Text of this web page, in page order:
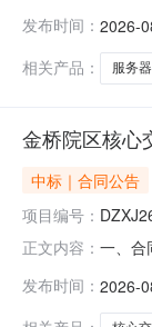
方）：
发布时间： 2026-
相关产品：
服务器
金桥院区核心
中标｜合同公告
项目编号：
正文内容： 一、合
（乙方
发布时间： 2026-